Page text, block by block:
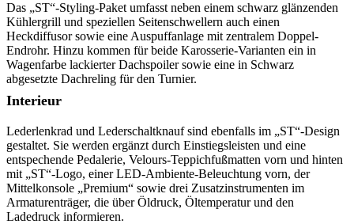
Das „ST“-Styling-Paket umfasst neben einem schwarz glänzenden
Kühlergrill und speziellen Seitenschwellern auch einen
Heckdiffusor sowie eine Auspuffanlage mit zentralem Doppel-
Endrohr. Hinzu kommen für beide Karosserie-Varianten ein in
Wagenfarbe lackierter Dachspoiler sowie eine in Schwarz
abgesetzte Dachreling für den Turnier.
Interieur
Lederlenkrad und Lederschaltknauf sind ebenfalls im „ST“-Design
gestaltet. Sie werden ergänzt durch Einstiegsleisten und eine
entspechende Pedalerie, Velours-Teppichfußmatten vorn und hinten
mit „ST“-Logo, einer LED-Ambiente-Beleuchtung vorn, der
Mittelkonsole „Premium“ sowie drei Zusatzinstrumenten im
Armaturenträger, die über Öldruck, Öltemperatur und den
Ladedruck informieren.